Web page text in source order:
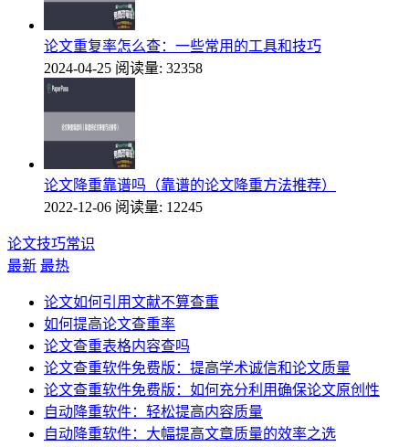
论文重复率怎么查：一些常用的工具和技巧
2024-04-25 阅读量: 32358
论文降重靠谱吗（靠谱的论文降重方法推荐）
2022-12-06 阅读量: 12245
论文技巧常识
最新 最热
论文如何引用文献不算查重
如何提高论文查重率
论文查重表格内容查吗
论文查重软件免费版：提高学术诚信和论文质量
论文查重软件免费版：如何充分利用确保论文原创性
自动降重软件：轻松提高内容质量
自动降重软件：大幅提高文章质量的效率之选